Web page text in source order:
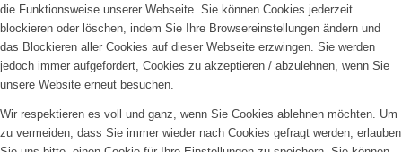
die Funktionsweise unserer Webseite. Sie können Cookies jederzeit
blockieren oder löschen, indem Sie Ihre Browsereinstellungen ändern und
das Blockieren aller Cookies auf dieser Webseite erzwingen. Sie werden
jedoch immer aufgefordert, Cookies zu akzeptieren / abzulehnen, wenn Sie
unsere Website erneut besuchen.
Wir respektieren es voll und ganz, wenn Sie Cookies ablehnen möchten. Um
zu vermeiden, dass Sie immer wieder nach Cookies gefragt werden, erlauben